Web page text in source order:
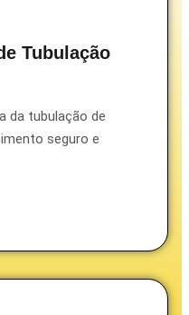
Tubulação
da tubulação de
seguro e